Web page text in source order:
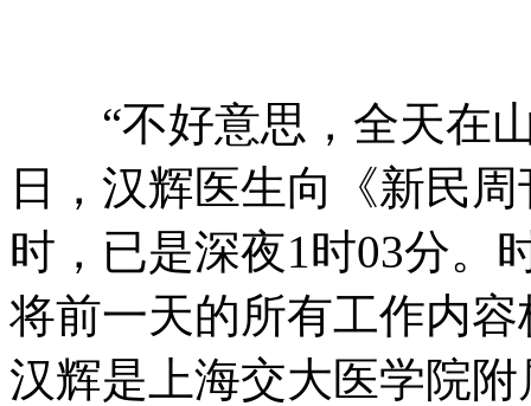
“不好意思，全天在
日，汉辉医生向《新民
时，已是深夜1时03分。
将前一天的所有工作内
汉辉是上海交大医学院